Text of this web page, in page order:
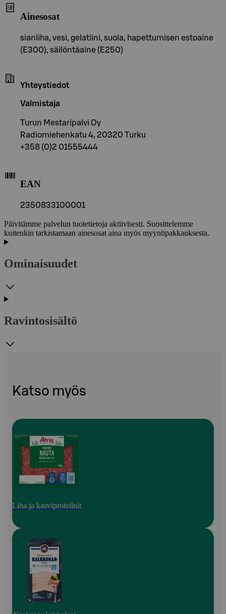
Ainesosat
sianliha, vesi, gelatiini, suola, hapettumisen estoaine
(E300), säilöntäaine (E250)
Yhteystiedot
Valmistaja
Turun Mestaripalvi Oy
Radiomiehenkatu 4, 20320 Turku
+358 (0)2 01555444
EAN
2350833100001
Päivitämme palvelun tuotetietoja aktiivisesti. Suosittelemme
kuitenkin tarkistamaan ainesosat aina myös myyntipakkauksesta.
Ominaisuudet
Ravintosisältö
Katso myös
Liha ja kasviproteiinit